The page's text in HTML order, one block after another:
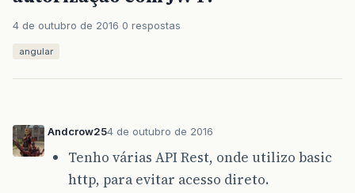
4 de outubro de 2016 0 respostas
angular
Andcrow254 de outubro de 2016
Tenho várias API Rest, onde utilizo basic
http, para evitar acesso direto.